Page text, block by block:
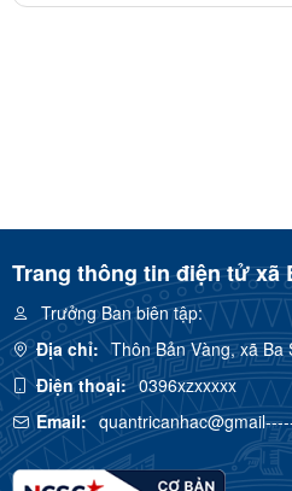
Trang thông tin điện tử xã
Trưởng Ban biên tập:
Địa chỉ: Thôn Bản Vàng, xã Ba
Điện thoại: 0396xzxxxxx
Email: